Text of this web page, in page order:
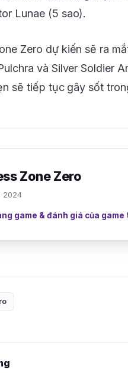
Lunae (5 sao).
Zero dự kiến sẽ ra
và Silver Soldier
sẽ tiếp tục gây sốt
Zone Zero
2024
game & đánh giá của game